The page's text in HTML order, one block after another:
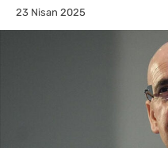
23 Nisan 2025